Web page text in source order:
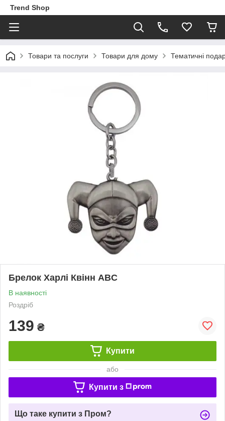
Trend Shop
Товари та послуги Товари для дому Тематичні
Брелок Харлі Квінн ABC
В наявності
Роздріб
139 ₴
Купити
або
Купити з
Що таке купити з Пром?